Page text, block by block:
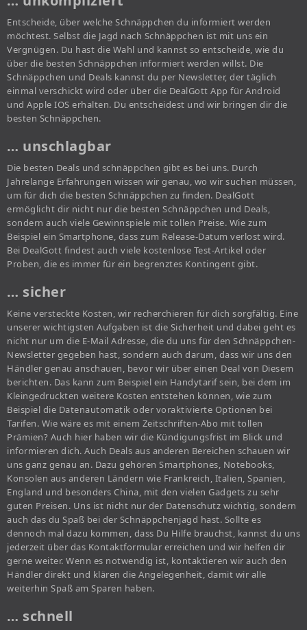
Entscheide, über welche Schnäppchen du informiert werden
möchtest. Selbst die Jagd nach Schnäppchen ist mit uns ein
Vergnügen. Du hast die Wahl und kannst so entscheide, wie du
über die besten Schnäppchen informiert werden willst. Die
Schnäppchen und Deals kannst du per Newsletter, der täglich
einmal verschickt wird oder über die DealGott App für Android
und Apple IOS erhalten. Du entscheidest und wir bringen dir die
besten Schnäppchen.
… unschlagbar
Die besten Deals und schnäppchen gibt es bei uns. Durch
Jahrelange Erfahrungen wissen wir genau, wo wir suchen müssen,
um für dich die besten Schnäppchen zu finden. DealGott
ermöglicht dir nicht nur die besten Schnäppchen und Deals,
sondern auch viele Gewinnspiele mit tollen Preise. Wie zum
Beispiel ein Smartphone, dass zum Release-Datum verlost wird.
Bei DealGott findest auch viele kostenlose Test-Artikel oder
Proben, die es immer für ein begrenztes Kontingent gibt.
… sicher
Keine versteckte Kosten, wir recherchieren für dich sorgfältig. Eine
unserer wichtigsten Aufgaben ist die Sicherheit und dabei geht es
nicht nur um die E-Mail Adresse, die du uns für den Schnäppchen-
Newsletter gegeben hast, sondern auch darum, dass wir uns den
Händler genau anschauen, bevor wir über einen Deal von Diesem
berichten. Das kann zum Beispiel ein Handytarif sein, bei dem im
Kleingedruckten weitere Kosten entstehen können, wie zum
Beispiel die Datenautomatik oder voraktivierte Optionen bei
Tarifen. Wie wäre es mit einem Zeitschriften-Abo mit tollen
Prämien? Auch hier haben wir die Kündigungsfrist im Blick und
informieren dich. Auch Deals aus anderen Bereichen schauen wir
uns ganz genau an. Dazu gehören Smartphones, Notebooks,
Konsolen aus anderen Ländern wie Frankreich, Italien, Spanien,
England und besonders China, mit den vielen Gadgets zu sehr
guten Preisen. Uns ist nicht nur der Datenschutz wichtig, sondern
auch das du Spaß bei der Schnäppchenjagd hast. Sollte es
dennoch mal dazu kommen, dass Du Hilfe brauchst, kannst du uns
jederzeit über das Kontaktformular erreichen und wir helfen dir
gerne weiter. Wenn es notwendig ist, kontaktieren wir auch den
Händler direkt und klären die Angelegenheit, damit wir alle
weiterhin Spaß am Sparen haben.
… schnell